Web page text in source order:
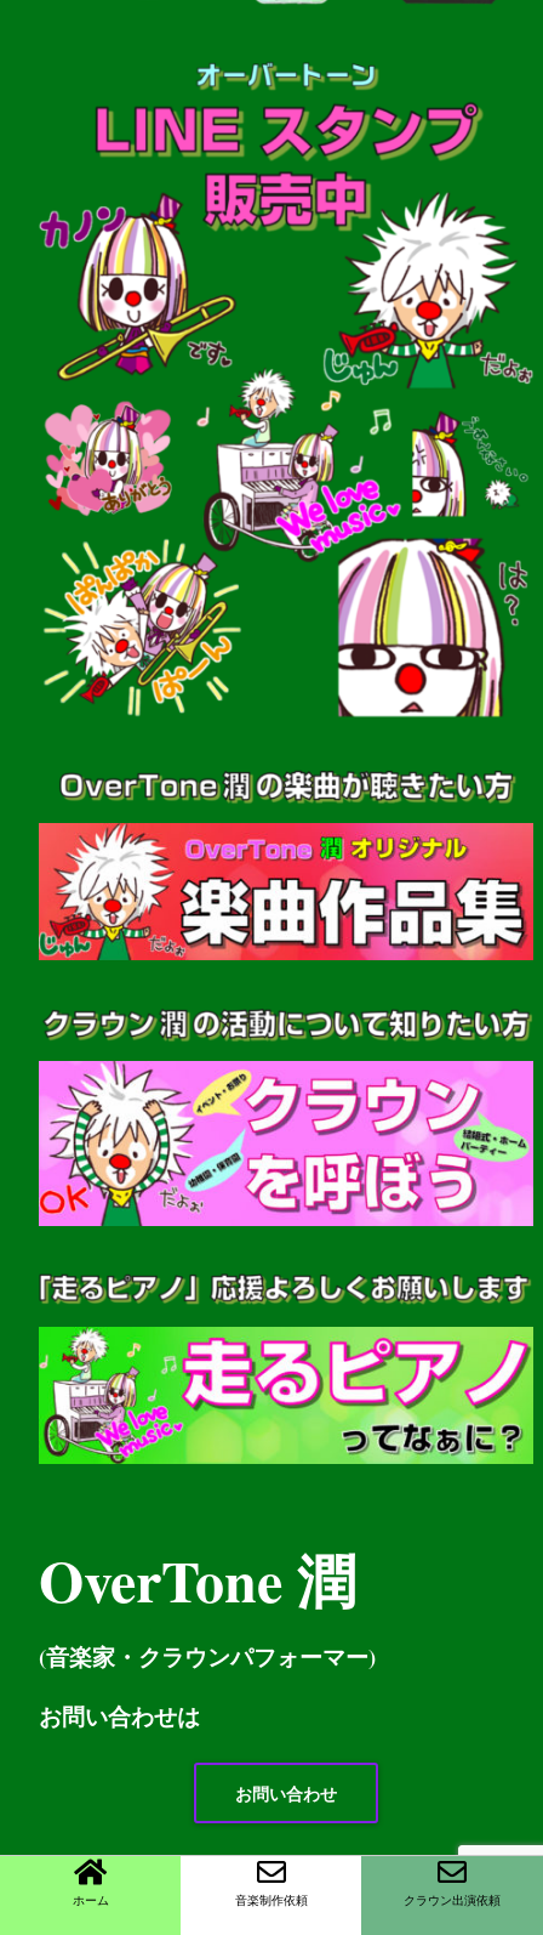
OverTone 潤
(音楽家・クラウンパフォーマー)
お問い合わせは
お問い合わせ
リンク大歓迎です。
ホーム 音楽制作依頼 クラウン出演依頼